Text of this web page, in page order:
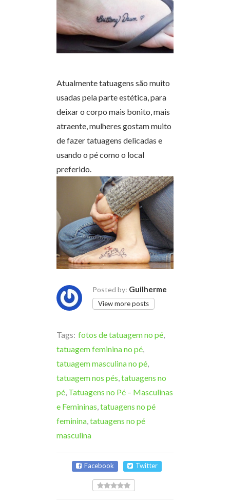
Atualmente tatuagens são muito
usadas pela parte estética, para
deixar o corpo mais bonito, mais
atraente, mulheres gostam muito
de fazer tatuagens delicadas e
usando o pé como o local
preferido.
Posted by: Guilherme
View more posts
Tags: fotos de tatuagem no pé
tatuagem feminina no pé
tatuagem masculina no pé
tatuagem nos pés tatuagens no
pé Tatuagens no Pé – Masculinas
e Femininas tatuagens no pé
feminina tatuagens no pé
masculina
Facebook Twitter